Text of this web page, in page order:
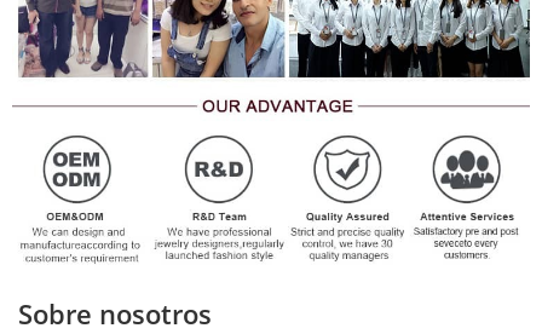
Sobre nosotros